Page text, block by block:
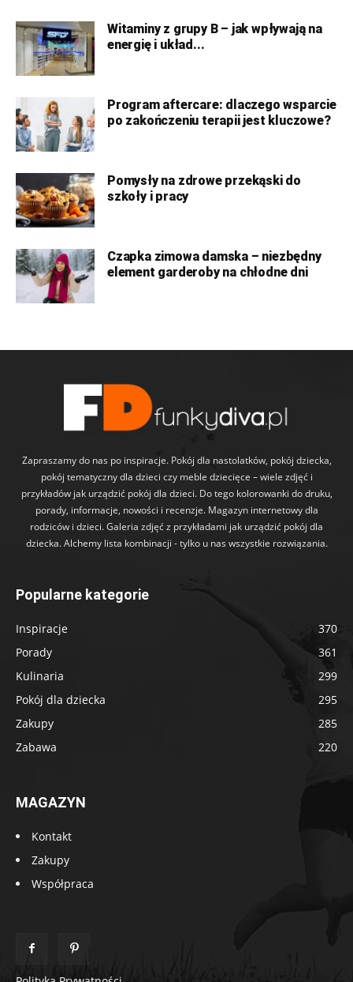
Witaminy z grupy B – jak wpływają na
energię i układ...
Program aftercare: dlaczego wsparcie
po zakończeniu terapii jest kluczowe?
Pomysły na zdrowe przekąski do
szkoły i pracy
Czapka zimowa damska – niezbędny
element garderoby na chłodne dni
Zapraszamy do nas po inspiracje. Pokój dla nastolatków, pokój dziecka,
pokój tematyczny dla dzieci czy meble dziecięce – wiele zdjęć i
przykładów jak urządzić pokój dla dzieci. Do tego kolorowanki do druku,
porady, informacje, nowości i recenzje. Magazyn internetowy dla
rodziców i dzieci. Galeria zdjęć z przykładami jak urządzić pokój dla
dziecka. Alchemy lista kombinacji - tylko u nas wszystkie rozwiązania.
Popularne kategorie
Inspiracje
370
Porady
361
Kulinaria
299
Pokój dla dziecka
295
Zakupy
285
Zabawa
220
MAGAZYN
Kontakt
Zakupy
Współpraca